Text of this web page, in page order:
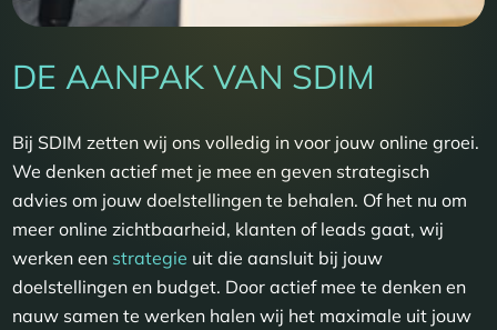
DE AANPAK VAN SDIM
Bij SDIM zetten wij ons volledig in voor jouw online groei.
We denken actief met je mee en geven strategisch
advies om jouw doelstellingen te behalen. Of het nu om
meer online zichtbaarheid, klanten of leads gaat, wij
werken een strategie uit die aansluit bij jouw
doelstellingen en budget. Door actief mee te denken en
nauw samen te werken halen wij het maximale uit jouw